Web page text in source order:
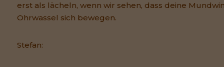
erst als lächeln, wenn wir sehen, dass deine
Ohrwassel sich bewegen.
Stefan: